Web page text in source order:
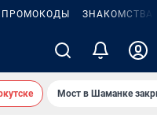
ПРОМОКОДЫ ЗНАКОМСТВА
Мост в Шаманке